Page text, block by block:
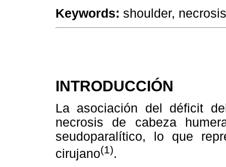
Keywords: shoulder,
INTRODUCCIÓN
La asociación del déficit
necrosis de cabeza
seudoparalítico, lo que
cirujano(1).